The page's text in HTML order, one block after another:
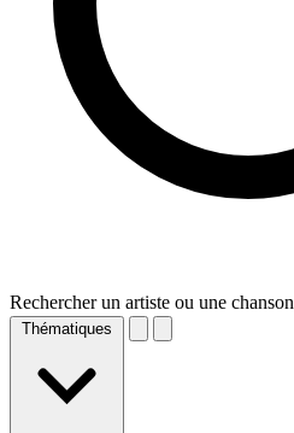
Rechercher un artiste ou une chanson
Thématiques